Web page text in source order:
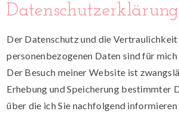
Datenschutzerklärung
Der Datenschutz und die
personenbezogenen Daten sind für
Der Besuch meiner Website ist
Erhebung und Speicherung bestimmter
über die ich Sie nachfolgend informieren